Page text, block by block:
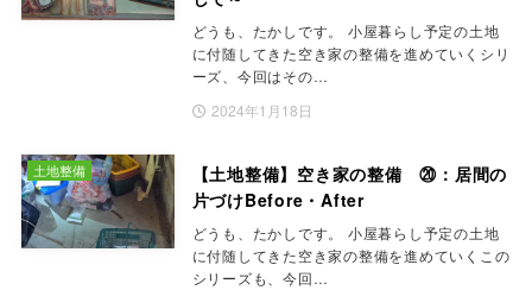
どうも、たかしです。 小屋暮らし予定の土地
に付随してきた空き家の整備を進めていくシリ
ーズ、今回はその…
2024年1月18日
【土地整備】空き家の整備 ⑳：居間の
片づけBefore・After
どうも、たかしです。 小屋暮らし予定の土地
に付随してきた空き家の整備を進めていくこの
シリーズも、今回…
土地整備